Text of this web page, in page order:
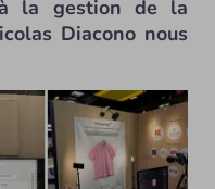
la gestion de la
Diacono nous